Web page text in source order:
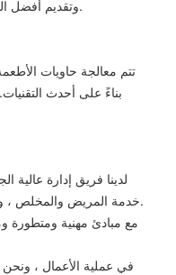
وتقديم أفضل النتائج الممكنة لعملائنا على مستوى العالم.
لدينا فريق إدارة
خدمة المريض والمخلص ، والذي يوفر قوة دفع قوية لتطوير الشركة.
مع مبادئ مهنية ومتطورة
في عملية الأعمال ، ونحن